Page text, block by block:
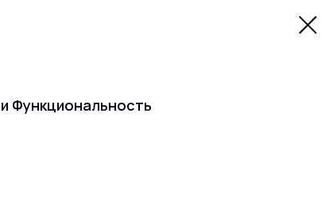
Функциональность